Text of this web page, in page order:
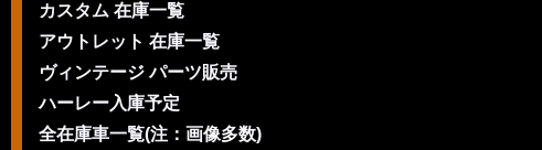
カスタム 在庫一覧
アウトレット 在庫一覧
ヴィンテージ パーツ販売
ハーレー入庫予定
全在庫車一覧(注：画像多数)